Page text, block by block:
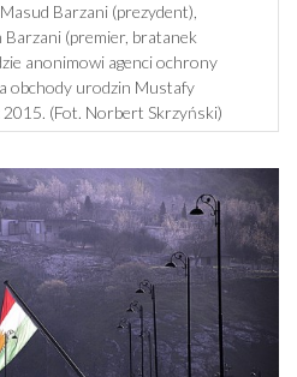
Barzani (prezydent),
(premier, bratanek
anonimowi agenci ochrony
obchody urodzin Mustafy
2015. (Fot. Norbert Skrzyński)